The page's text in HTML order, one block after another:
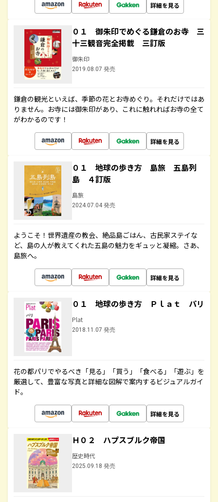
詳細を見る
０１ 御朱印でめぐる鎌倉のお寺 三
十三観音完全掲載 三訂版
御朱印
2019.08.07 発売
鎌倉の観光といえば、季節の花とお寺めぐり。それだけではあ
りません。お寺には御朱印があり、これに触れればお寺の全て
がわかるのです！
詳細を見る
０１ 地球の歩き方 島旅 五島列
島 ４訂版
島旅
2024.07.04 発売
ようこそ！世界遺産の教会、絶品島ごはん、古民家ステイな
ど、島の人が教えてくれた五島の魅力をギュッと凝縮。さあ、
島旅へ。
詳細を見る
０１ 地球の歩き方 Ｐｌａｔ パリ
Plat
2018.11.07 発売
花の都パリでやるべき「見る」「買う」「食べる」「遊ぶ」を
厳選して、豊富な写真と詳細な図解で案内するビジュアルガイ
ド。
詳細を見る
Ｈ０２ ハプスブルク帝国
歴史時代
2025.09.18 発売